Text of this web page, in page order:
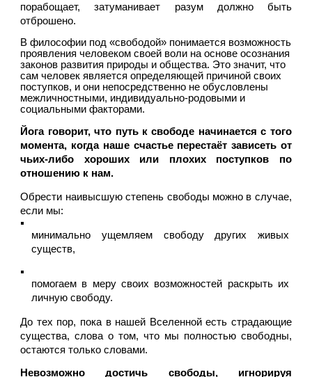
порабощает, затуманивает разум должно быть
отброшено.
В философии под «свободой» понимается возможность
проявления человеком своей воли на основе осознания
законов развития природы и общества. Это значит, что
сам человек является определяющей причиной своих
поступков, и они непосредственно не обусловлены
межличностными, индивидуально-родовыми и
социальными факторами.
Йога говорит, что путь к свободе начинается с того
момента, когда наше счастье перестаёт зависеть от
чьих-либо хороших или плохих поступков по
отношению к нам.
Обрести наивысшую степень свободы можно в случае,
если мы:
минимально ущемляем свободу других живых
существ,
помогаем в меру своих возможностей раскрыть их
личную свободу.
До тех пор, пока в нашей Вселенной есть страдающие
существа, слова о том, что мы полностью свободны,
остаются только словами.
Невозможно достичь свободы, игнорируя